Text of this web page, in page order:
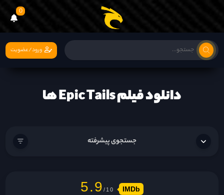
0
ورود/عضویت
دانلود فیلم Epic Tails ها
جستجوی پیشرفته
5.9 IMDb